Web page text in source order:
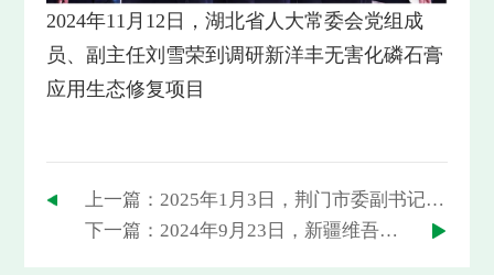
2024年11月12日，湖北省人大常委会党组成
员、副主任刘雪荣到调研新洋丰无害化磷石膏
应用生态修复项目
上一篇：2025年1月3日，荆门市委副书记、市长陈家伟到新洋丰石桥驿总部调研，总裁杨华锋热情接待
下一篇：2024年9月23日，新疆维吾尔自治区阿克苏地委书记吴红展一行到新洋丰石桥驿总部生产基地考察